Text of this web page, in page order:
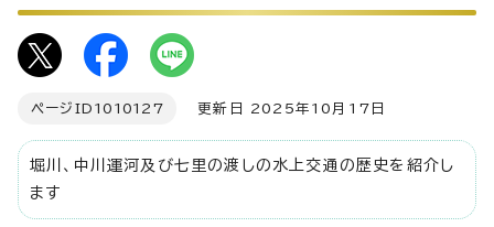
ページID 1010127 更新日 2025年10月17日
堀川、中川運河及び七里の渡しの水上交通の歴史を紹介し
ます